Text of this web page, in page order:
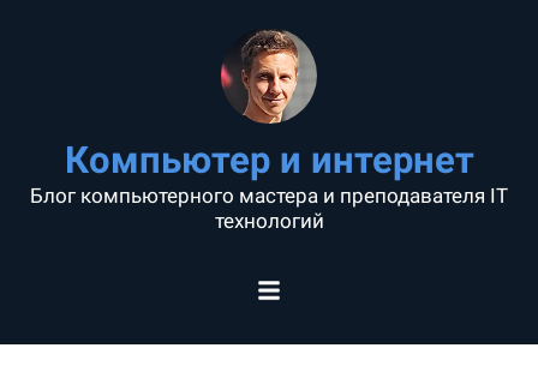
Компьютер и интернет
Блог компьютерного мастера и преподавателя IT
технологий